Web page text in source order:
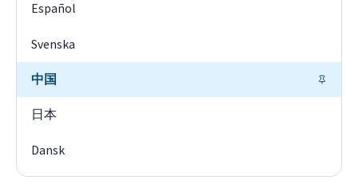
Español
Svenska
中国
日本
Dansk